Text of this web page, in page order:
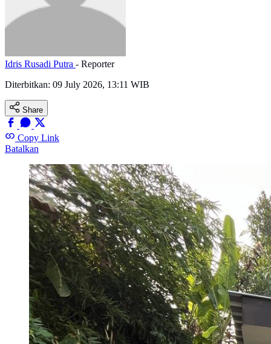
Idris Rusadi Putra - Reporter
Diterbitkan: 09 July 2026, 13:11 WIB
Share
Copy Link
Batalkan